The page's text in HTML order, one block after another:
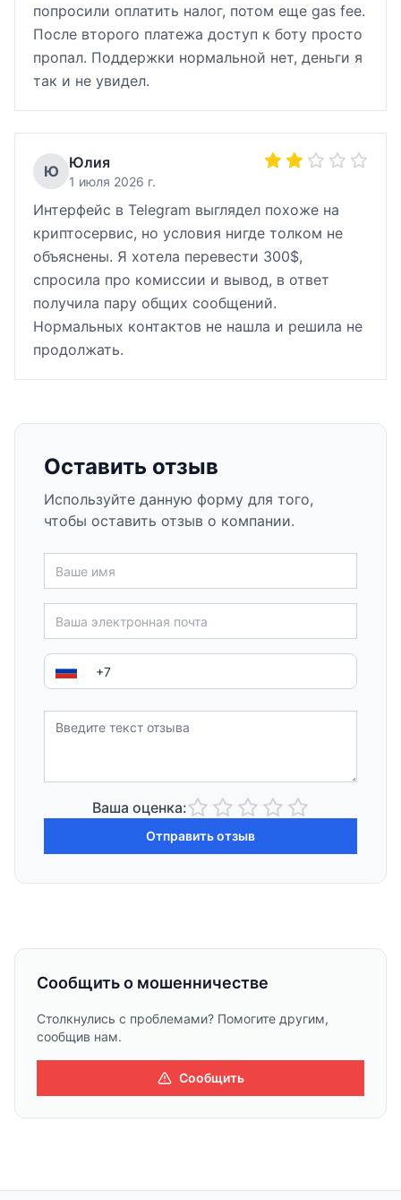
попросили оплатить налог, потом еще gas fee.
После второго платежа доступ к боту просто
пропал. Поддержки нормальной нет, деньги я
так и не увидел.
Ю Юлия
1 июля 2026 г.
Интерфейс в Telegram выглядел похоже на
криптосервис, но условия нигде толком не
объяснены. Я хотела перевести 300$,
спросила про комиссии и вывод, в ответ
получила пару общих сообщений.
Нормальных контактов не нашла и решила не
продолжать.
Оставить отзыв
Используйте данную форму для того,
чтобы оставить отзыв о компании.
Ваша оценка:
Отправить отзыв
Сообщить о мошенничестве
Столкнулись с проблемами? Помогите другим,
сообщив нам.
Сообщить